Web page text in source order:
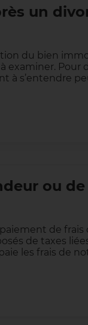
un
du bien
examiner. Pour
à s’entendre
ou de
de frais
de taxes
les frais de